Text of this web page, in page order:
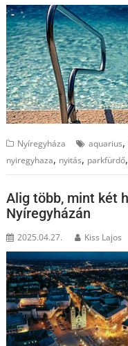
Nyíregyháza aquarius,
nyiregyhaza, nyitás, parkfürdő,
Alig több, mint két
Nyíregyházán
2025.04.27. Kiss Lajos